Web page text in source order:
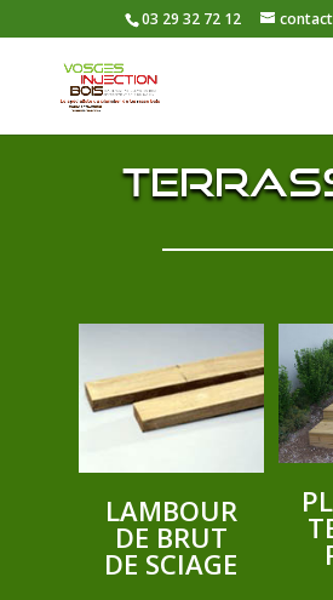
03 29 32 72 12
LAMBOUR
DE BRUT
DE SCIAGE